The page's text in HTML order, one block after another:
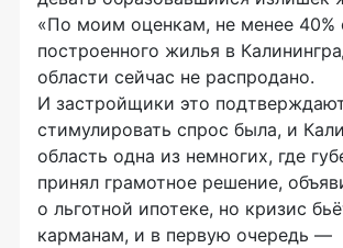
«По моим оценкам, не менее 40%
построенного жилья в
области сейчас не распродано.
И застройщики это
стимулировать спрос была, и
область одна из немногих, где
принял грамотное решение,
о льготной ипотеке, но кризис
карманам, и в первую очередь —